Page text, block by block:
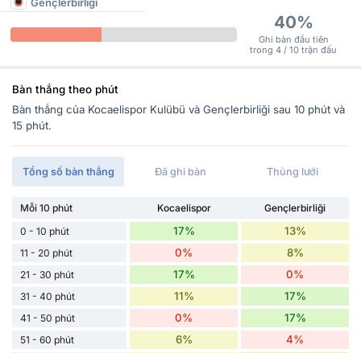
Gençlerbirliği
40%
Ghi bàn đầu tiên
trong 4 / 10 trận đấu
Bàn thắng theo phút
Bàn thắng của Kocaelispor Kulübü và Gençlerbirliği sau 10 phút và
15 phút.
Tổng số bàn thắng Đã ghi bàn Thủng lưới
Mỗi 10 phút Kocaelispor
Gençlerbirliği
0 - 10 phút
17% 13%
11 - 20 phút 0% 8%
21 - 30 phút 17% 0%
31 - 40 phút 11% 17%
41 - 50 phút 0% 17%
51 - 60 phút 6% 4%